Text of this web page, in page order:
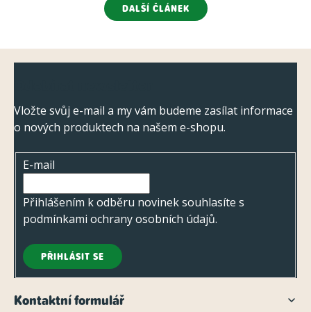
DALŠÍ ČLÁNEK
Vložte svůj e-mail a my vám budeme zasílat informace
o nových produktech na našem e-shopu.
E-mail
Přihlášením k odběru novinek souhlasíte s
podmínkami ochrany osobních údajů.
PŘIHLÁSIT SE
Kontaktní formulář